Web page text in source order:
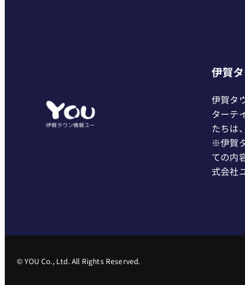
伊賀
伊賀タ
ターテ
たちは
※伊賀
ての内
式会社
© YOU Co., Ltd. All Rights Reserved.